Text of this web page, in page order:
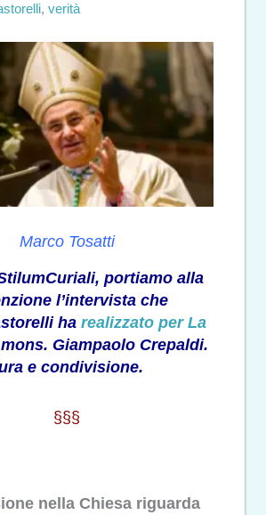
, verità
Marco Tosatti
portiamo alla
l’intervista che
ha realizzato per La
Giampaolo Crepaldi.
e condivisione.
§§§
nella Chiesa riguarda